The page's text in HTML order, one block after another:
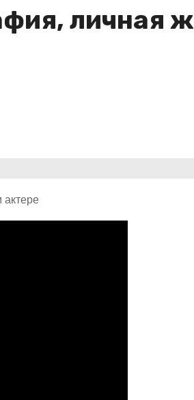
личная